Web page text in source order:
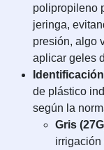
polipropileno
jeringa,
presión, algo
aplicar geles
de plástico
según la
Gris
irrigación